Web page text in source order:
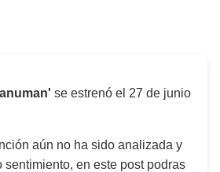
se estrenó el 27 de junio
aún no ha sido analizada y
sentimiento, en este post podras